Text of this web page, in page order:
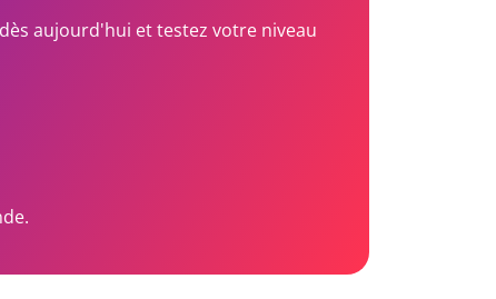
aujourd'hui et testez votre niveau